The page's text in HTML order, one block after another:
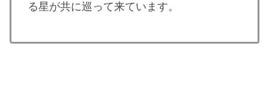
る星が共に巡って来ています。